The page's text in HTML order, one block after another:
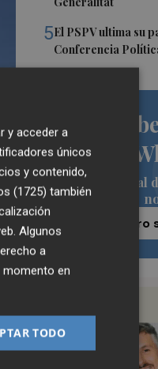
5El PSPV ultima su
Conferencia
de
Siempre al
y acceder a
únicos
y contenido,
(1725) también
Algunos
a
momento en
TODO